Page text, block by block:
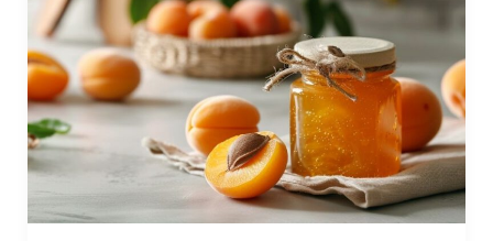
Suiker